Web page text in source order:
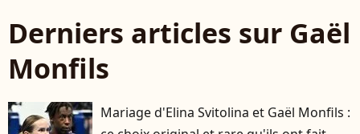
Derniers articles sur Gaël
Monfils
Mariage d'Elina Svitolina et Gaël Monfils :